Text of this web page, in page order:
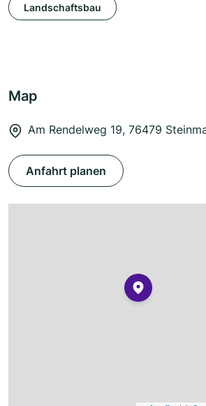
Landschaftsbau
Map
Am Rendelweg 19, 76479
Anfahrt planen